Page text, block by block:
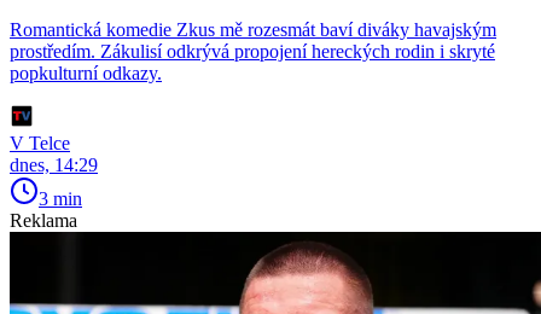
Romantická komedie Zkus mě rozesmát baví diváky havajským
prostředím. Zákulisí odkrývá propojení hereckých rodin i skryté
popkulturní odkazy.
V Telce
dnes, 14:29
3 min
Reklama